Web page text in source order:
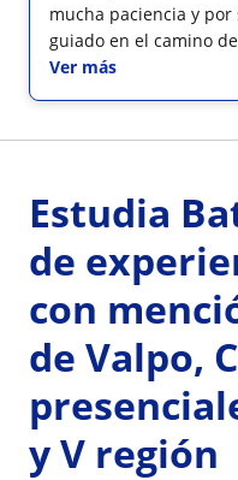
mucha paciencia y
guiado en el camino
Ver más
Estudia
de
con
de Valpo,
y V región